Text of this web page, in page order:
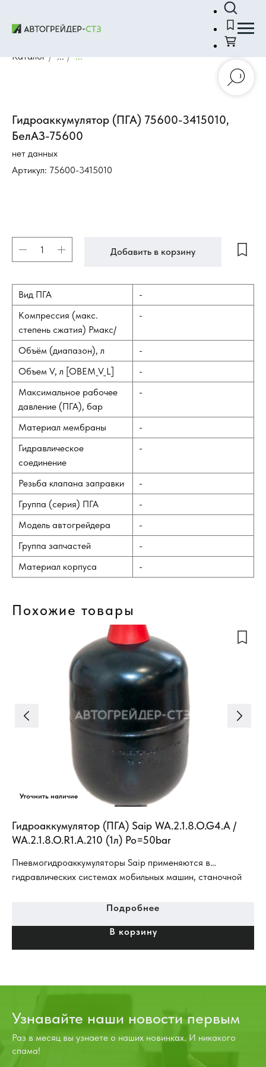
Каталог / ... / ...
Гидроаккумулятор (ПГА) 75600-3415010,
БелАЗ-75600
нет данных
Артикул: 75600-3415010
Добавить в корзину
Вид ПГА
-
Компрессия (макс.
степень сжатия) Рмакс/
-
Объём (диапазон), л
-
Объем V, л [OBEM_V_L]
-
Максимальное рабочее
давление (ПГА), бар
-
Материал мембраны
-
Гидравлическое
соединение
-
Резьба клапана заправки
-
Группа (серия) ПГА
-
Модель автогрейдера
-
Группа запчастей
-
Материал корпуса
-
Похожие товары
Гидроаккумулятор (ПГА) Saip WA.2.1.8.O.G4.A /
WA.2.1.8.O.R1.A.210 (1л) Po=50bar
Пневмогидроаккумуляторы Saip применяются в
гидравлических системах мобильных машин, станочной
устройствах, в гидросистемах дорожно-строительных
(гидросистема тормозов, гидро-система рабочего
оборудования).
Подробнее
В корзину
Узнавайте наши новости первым
Раз в месяц вы узнаете о наших новинках. И никакого
спама!